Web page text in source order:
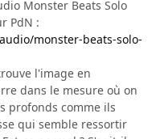
Monster Beats Solo
PdN :
monster-beats-solo-
l'image en
dans le mesure où on
profonds comme ils
qui semble ressortir